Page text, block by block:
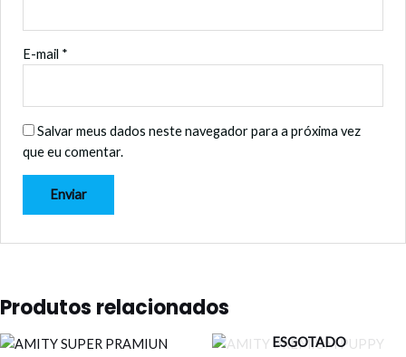
E-mail *
Salvar meus dados neste navegador para a próxima vez
que eu comentar.
Produtos relacionados
ESGOTADO